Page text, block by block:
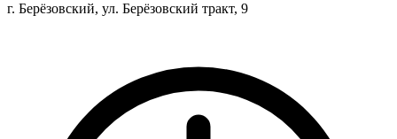
г. Берёзовский, ул. Берёзовский тракт, 9